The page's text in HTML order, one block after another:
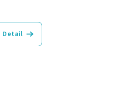
Detail